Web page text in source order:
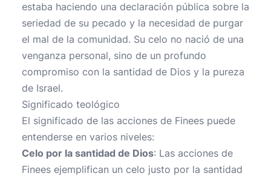
estaba haciendo una declaración pública sobre la
seriedad de su pecado y la necesidad de purgar
el mal de la comunidad. Su celo no nació de una
venganza personal, sino de un profundo
compromiso con la santidad de Dios y la pureza
de Israel.
Significado teológico
El significado de las acciones de Finees puede
entenderse en varios niveles:
Celo por la santidad de Dios: Las acciones de
Finees ejemplifican un celo justo por la santidad